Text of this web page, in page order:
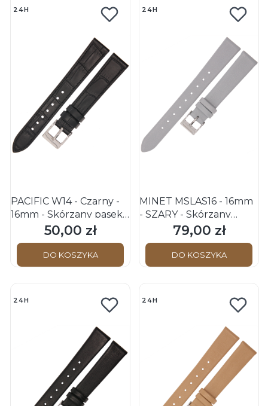
24H
PACIFIC W14 - Czarny -
16mm - Skórzany pasek
do zegarka o strukturze
krokodyla
Cena
50,00 zł
DO KOSZYKA
24H
MINET MSLAS16 - 16mm
- SZARY - Skórzany
pasek do zegarka
Cena
79,00 zł
DO KOSZYKA
24H 24H